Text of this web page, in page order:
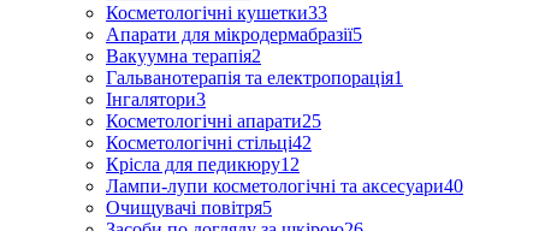
Косметологічні кушетки33
Апарати для мікродермабразії5
Вакуумна терапія2
Гальванотерапія та електропорація1
Інгалятори3
Косметологічні апарати25
Косметологічні стільці42
Крісла для педикюру12
Лампи-лупи косметологічні та аксесуари40
Очищувачі повітря5